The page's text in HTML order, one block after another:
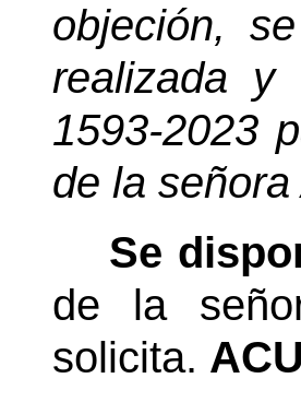
objeción,
realizada y
1593-2023
de la
Se
de la
solicita.